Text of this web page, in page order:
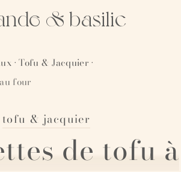
& basilic
· Tofu & Jacquier ·
four
tofu & jacquier
de tofu à